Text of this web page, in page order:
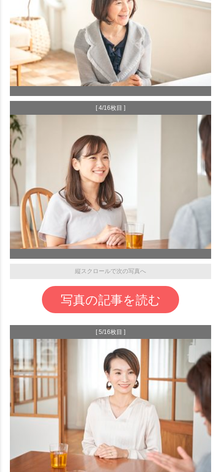
[ 4/16枚目 ]
縦スクロールで次の写真へ
写真の記事を読む
[ 5/16枚目 ]